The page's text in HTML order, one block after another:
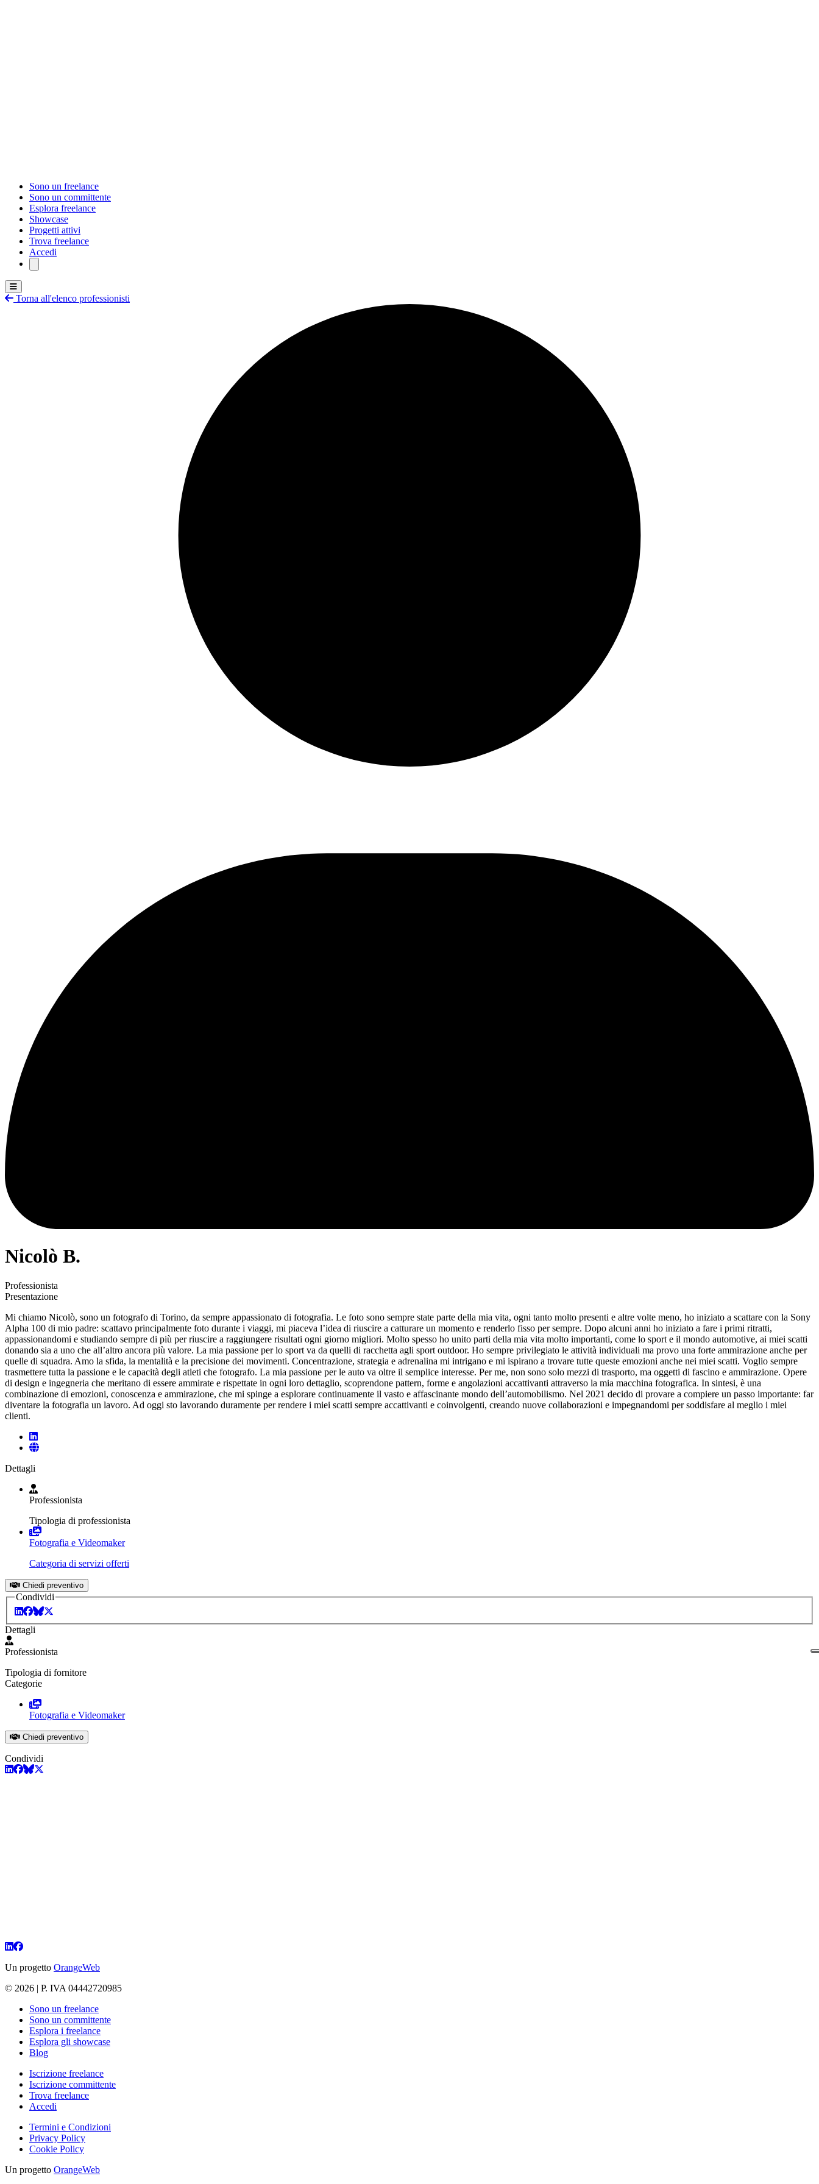
Sono un freelance
Sono un committente
Esplora freelance
Showcase
Progetti attivi
Trova freelance
Accedi
Torna all'elenco professionisti
Nicolò B.
Professionista
Presentazione
Mi chiamo Nicolò, sono un fotografo di Torino, da sempre appassionato di fotografia. Le foto sono sempre state parte della mia vita, ogni tanto molto presenti e altre volte meno, ho iniziato a scattare con la Sony
Alpha 100 di mio padre: scattavo principalmente foto durante i viaggi, mi piaceva l’idea di riuscire a catturare un momento e renderlo fisso per sempre. Dopo alcuni anni ho iniziato a fare i primi ritratti,
appassionandomi e studiando sempre di più per riuscire a raggiungere risultati ogni giorno migliori. Molto spesso ho unito parti della mia vita molto importanti, come lo sport e il mondo automotive, ai miei scatti
donando sia a uno che all’altro ancora più valore. La mia passione per lo sport va da quelli di racchetta agli sport outdoor. Ho sempre privilegiato le attività individuali ma provo una forte ammirazione anche per
quelle di squadra. Amo la sfida, la mentalità e la precisione dei movimenti. Concentrazione, strategia e adrenalina mi intrigano e mi ispirano a trovare tutte queste emozioni anche nei miei scatti. Voglio sempre
trasmettere tutta la passione e le capacità degli atleti che fotografo. La mia passione per le auto va oltre il semplice interesse. Per me, non sono solo mezzi di trasporto, ma oggetti di fascino e ammirazione. Opere
di design e ingegneria che meritano di essere ammirate e rispettate in ogni loro dettaglio, scoprendone pattern, forme e angolazioni accattivanti attraverso la mia macchina fotografica. In sintesi, è una
combinazione di emozioni, conoscenza e ammirazione, che mi spinge a esplorare continuamente il vasto e affascinante mondo dell’automobilismo. Nel 2021 decido di provare a compiere un passo importante: far
diventare la fotografia un lavoro. Ad oggi sto lavorando duramente per rendere i miei scatti sempre accattivanti e coinvolgenti, creando nuove collaborazioni e impegnandomi per soddisfare al meglio i miei
clienti.
Dettagli
Professionista
Tipologia di professionista
Fotografia e Videomaker
Categoria di servizi offerti
Chiedi preventivo
Condividi
Dettagli
Professionista
Tipologia di fornitore
Categorie
Fotografia e Videomaker
Chiedi preventivo
Condividi
Un progetto OrangeWeb
© 2026 | P. IVA 04442720985
Sono un freelance
Sono un committente
Esplora i freelance
Esplora gli showcase
Blog
Iscrizione freelance
Iscrizione committente
Trova freelance
Accedi
Termini e Condizioni
Privacy Policy
Cookie Policy
Un progetto OrangeWeb